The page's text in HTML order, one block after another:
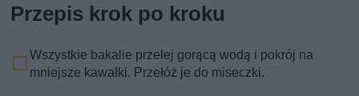
Przepis krok po kroku
Wszystkie bakalie przelej gorącą wodą i pokrój na
mniejsze kawałki. Przełóż je do miseczki.